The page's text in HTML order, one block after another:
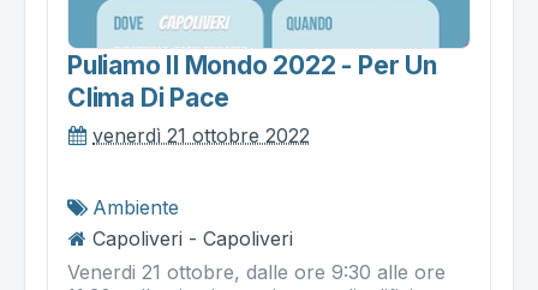
Puliamo Il Mondo 2022 - Per Un
Clima Di Pace
venerdì 21 ottobre 2022
Ambiente
Capoliveri - Capoliveri
Venerdi 21 ottobre, dalle ore 9:30 alle ore